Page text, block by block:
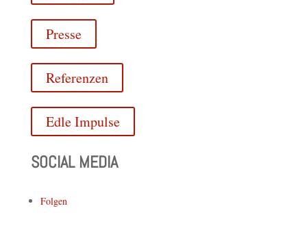
Presse
Referenzen
Edle Impulse
SOCIAL MEDIA
Folgen